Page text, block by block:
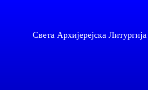
Света Архијерејска